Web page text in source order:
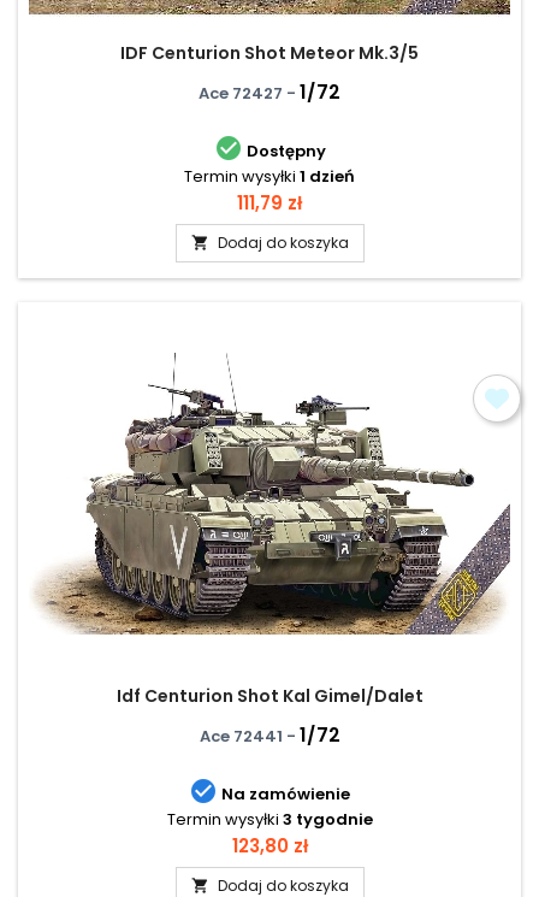
IDF Centurion Shot Meteor Mk.3/5
Ace 72427 - 1/72
 Dostępny
Termin wysyłki 1 dzień
Cena
111,79 zł
 Dodaj do koszyka
Idf Centurion Shot Kal Gimel/Dalet
Ace 72441 - 1/72
 Na zamówienie
Termin wysyłki 3 tygodnie
Cena
123,80 zł
 Dodaj do koszyka